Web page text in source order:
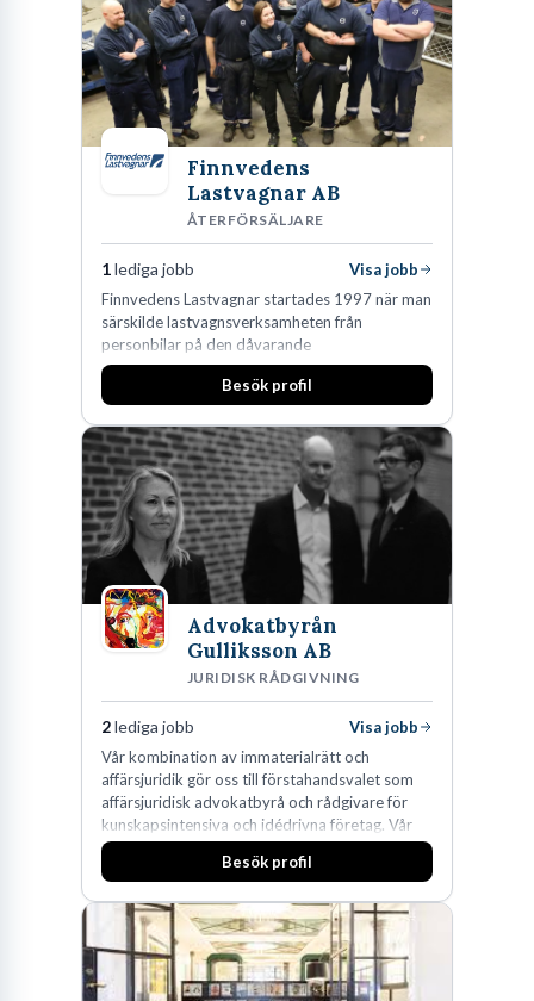
effektiv och gränsöverskridande nordisk
expertis. På vårt kontor i centrala Stockholm är
vi idag drygt 240 medarbetare.
Finnvedens
Lastvagnar AB
ÅTERFÖRSÄLJARE
1lediga jobb
Visa jobb
Finnvedens Lastvagnar startades 1997 när man
särskilde lastvagnsverksamheten från
personbilar på den dåvarande
huvudanläggningen i Värnamo. Sedan dess har
man expanderat kraftigt genom ett antal
den största privata återförsäljaren av Volvo
Lastvagnar och finns representerade på 20
orter i södra Sverige.
Besök profil
Advokatbyrån
Gulliksson AB
JURIDISK RÅDGIVNING
2lediga jobb
Visa jobb
Vår kombination av immaterialrätt och
affärsjuridik gör oss till förstahandsvalet som
affärsjuridisk advokatbyrå och rådgivare för
kunskapsintensiva och idédrivna företag. Vår
expertis inom IP-tillgångar har gett oss en
marknadsledande position. Våra klienter väljer
skydda, utveckla och kommersialisera
företagets viktigaste tillgångar.
Besök profil